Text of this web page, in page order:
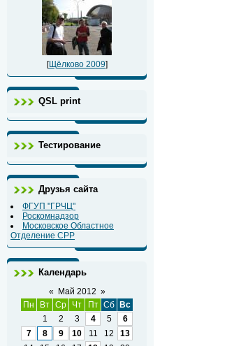
[Щёлково 2009]
QSL print
Тестирование
Друзья сайта
ФГУП "ГРЧЦ"
Роскомнадзор
Московское Областное
Отделение СРР
Календарь
« Май 2012 »
Пн
Вт Ср Чт Пт Сб
Вс
1
2 3 4 5
6
7
8 9 10 11 12
13